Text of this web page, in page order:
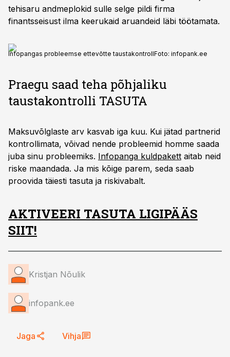
tehisaru andmeplokid sulle selge pildi firma
finantsseisust ilma keerukaid aruandeid läbi töötamata.
Infopangas probleemse ettevõtte taustakontrollFoto: infopank.ee
Praegu saad teha põhjaliku
taustakontrolli TASUTA
Maksuvõlglaste arv kasvab iga kuu. Kui jätad partnerid
kontrollimata, võivad nende probleemid homme saada
juba sinu probleemiks. Infopanga kuldpakett aitab neid
riske maandada. Ja mis kõige parem, seda saab
proovida täiesti tasuta ja riskivabalt.
AKTIVEERI TASUTA LIGIPÄÄS
SIIT!
Kristjan Nõulik
infopank.ee
Jaga Vihja